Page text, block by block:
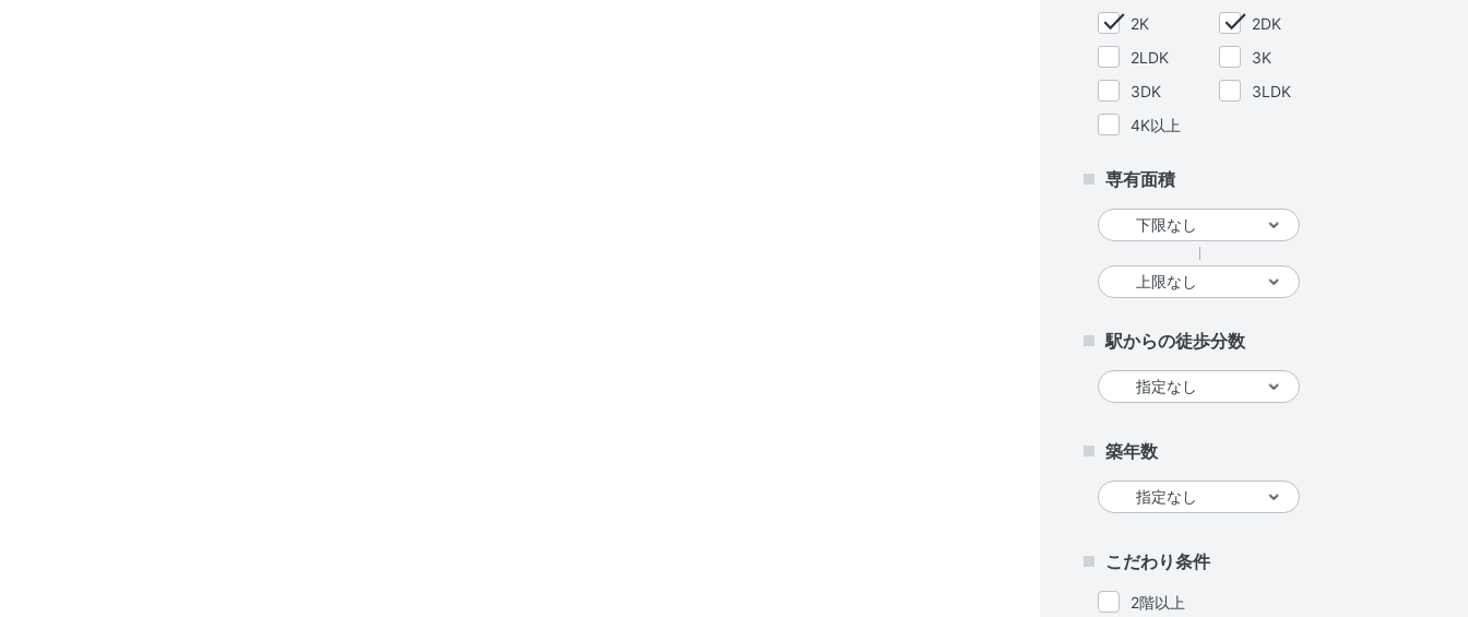
2K
2DK
2LDK
3K
3DK
3LDK
4K以上
専有面積
駅からの徒歩分数
築年数
こだわり条件
2階以上